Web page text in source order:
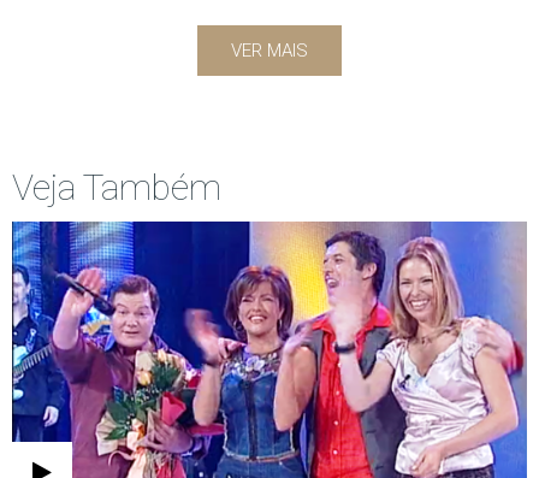
VER MAIS
Veja Também